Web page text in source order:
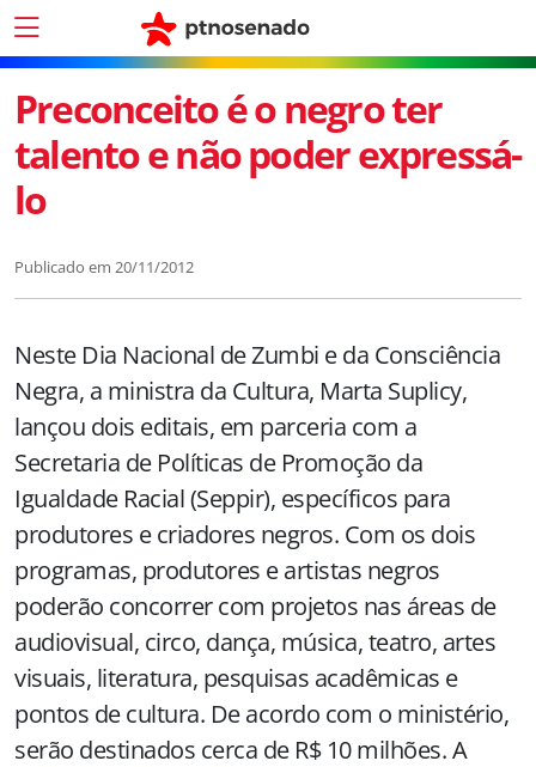
Preconceito é o negro ter
talento e não poder expressá-
lo
Publicado em 20/11/2012
Neste Dia Nacional de Zumbi e da Consciência
Negra, a ministra da Cultura, Marta Suplicy,
lançou dois editais, em parceria com a
Secretaria de Políticas de Promoção da
Igualdade Racial (Seppir), específicos para
produtores e criadores negros. Com os dois
programas, produtores e artistas negros
poderão concorrer com projetos nas áreas de
audiovisual, circo, dança, música, teatro, artes
visuais, literatura, pesquisas acadêmicas e
pontos de cultura. De acordo com o ministério,
serão destinados cerca de R$ 10 milhões. A